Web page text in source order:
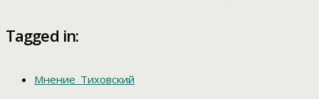
Tagged in:
Мнение_Тиховский